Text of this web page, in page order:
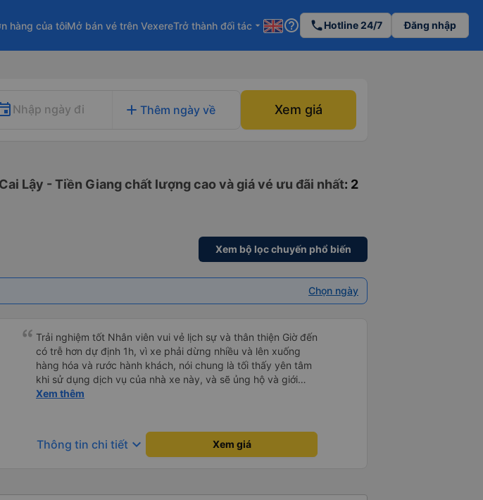
hàng của tôiMở bán vé trên VexereTrở thành đối tác arrow_drop_down help_outline phoneHotline 24/7 Đăng nhập
Nhập ngày đi add Thêm ngày về Xem giá
Lậy - Tiền Giang chất lượng cao và giá vé ưu đãi nhất: 2
Xem bộ lọc chuyến phổ biến
Chọn ngày
Trải nghiệm tốt Nhân viên vui vẻ lịch sự và thân thiện Giờ đến
có trễ hơn dự định 1h, vì xe phải dừng nhiều và lên xuống
hàng hóa và rước hành khách, nói chung là tối thấy yên tâm
khi sử dụng dịch vụ của nhà xe này, và sẽ ủng hộ và giới
thiệu cho người thân sử dụng dịch vụ của nhà xe này
Xem thêm
Thông tin chi tiết keyboard_arrow_down Xem giá